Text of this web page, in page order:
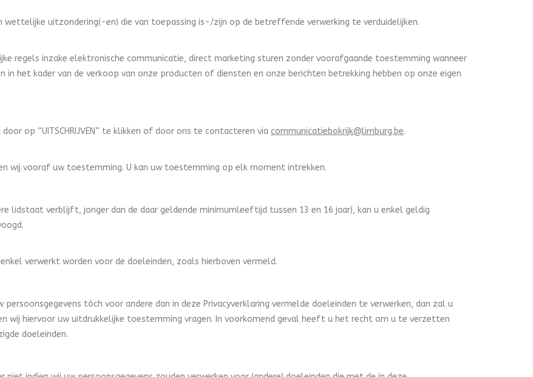
wettelijke uitzondering(-en) die van toepassing is-/zijn op de betreffende verwerking te verduidelijken.
regels inzake elektronische communicatie, direct marketing sturen zonder voorafgaande toestemming wanneer
in het kader van de verkoop van onze producten of diensten en onze berichten betrekking hebben op onze eigen
op “UITSCHRIJVEN” te klikken of door ons te contacteren via communicatiebokrijk@limburg.be.
wij vooraf uw toestemming. U kan uw toestemming op elk moment intrekken.
lidstaat verblijft, jonger dan de daar geldende minimumleeftijd tussen 13 en 16 jaar), kan u enkel geldig
verwerkt worden voor de doeleinden, zoals hierboven vermeld.
tóch voor andere dan in deze Privacyverklaring vermelde doeleinden te verwerken, dan zal u
wij hiervoor uw uitdrukkelijke toestemming vragen. In voorkomend geval heeft u het recht om u te verzetten
doeleinden.